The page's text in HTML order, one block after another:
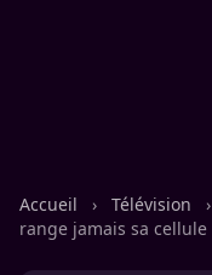
Accueil › Télévision ›
range jamais sa cellule